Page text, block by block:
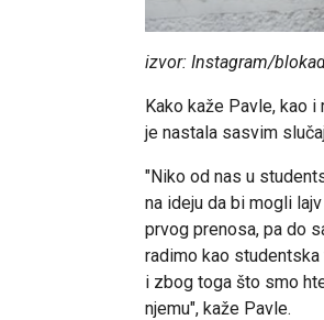
izvor: Instagram/
Kako kaže Pavle, kao
je nastala sasvim
"Niko od nas u
na ideju da bi mogli
prvog prenosa, pa do
radimo kao
i zbog toga što smo
njemu", kaže Pavle.